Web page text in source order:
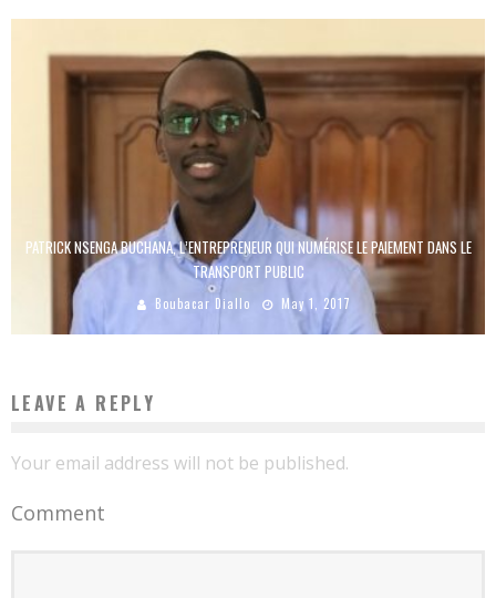
PATRICK NSENGA BUCHANA, L’ENTREPRENEUR QUI NUMÉRISE LE PAIEMENT DANS LE
TRANSPORT PUBLIC
Boubacar Diallo May 1, 2017
LEAVE A REPLY
Your email address will not be published.
Comment